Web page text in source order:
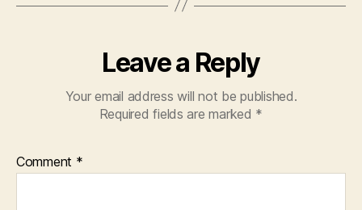
Leave a Reply
Your email address will not be published.
Required fields are marked *
Comment *